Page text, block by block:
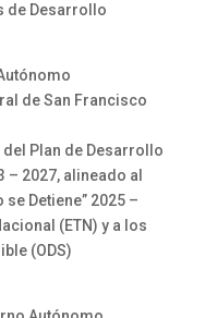
de Desarrollo
de San Francisco
del Plan de Desarrollo
2027, alineado al
Detiene” 2025 –
(ETN) y a los
(ODS)